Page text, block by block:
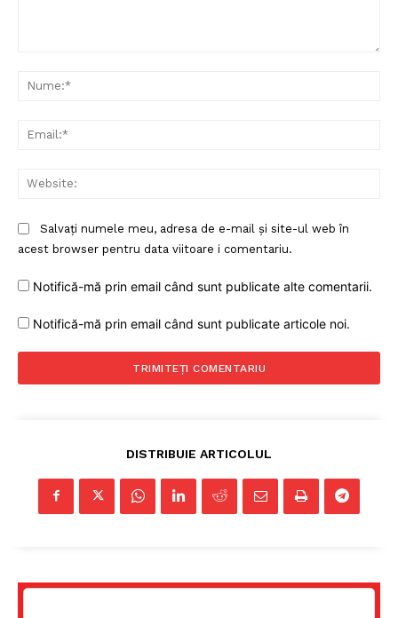
Salvați numele meu, adresa de e-mail și site-ul web în
acest browser pentru data viitoare i comentariu.
Notifică-mă prin email când sunt publicate alte comentarii.
Notifică-mă prin email când sunt publicate articole noi.
DISTRIBUIE ARTICOLUL